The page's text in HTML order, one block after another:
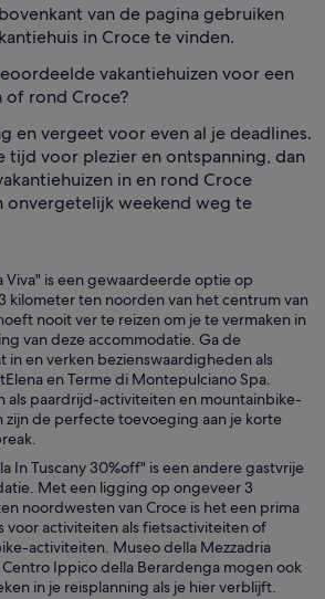
van de pagina gebruiken
in Croce te vinden.
vakantiehuizen voor een
of rond Croce?
en vergeet voor even al je deadlines.
tijd voor plezier en ontspanning, dan
in en rond Croce
weekend weg te
Viva" is een gewaardeerde optie op
kilometer ten noorden van het centrum van
nooit ver te reizen om je te vermaken in
van deze accommodatie. Ga de
in en verken bezienswaardigheden als
en Terme di Montepulciano Spa.
als paardrijd-activiteiten en mountainbike-
zijn de perfecte toevoeging aan je korte
In Tuscany 30%off" is een andere gastvrije
Met een ligging op ongeveer 3
noordwesten van Croce is het een prima
voor activiteiten als fietsactiviteiten of
activiteiten. Museo della Mezzadria
Centro Ippico della Berardenga mogen ook
in je reisplanning als je hier verblijft.